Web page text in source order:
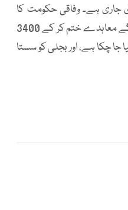
جاری ہے۔ وفاقی حکومت کا
دعویٰ ہے کہ آئی پی پیز کے مہنگے معاہدے ختم کر کے 3400
چکا ہے، اور بجلی کو سستا